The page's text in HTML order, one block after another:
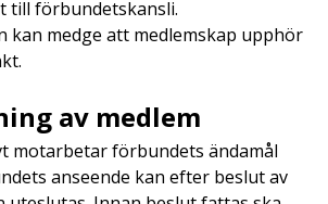
till förbundetskansli.
kan medge att medlemskap upphör
av medlem
motarbetar förbundets ändamål
anseende kan efter beslut av